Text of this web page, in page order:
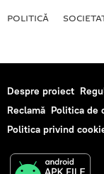
POLITICĂ
Despre proiect
Reclamă Politica de
Politica privind